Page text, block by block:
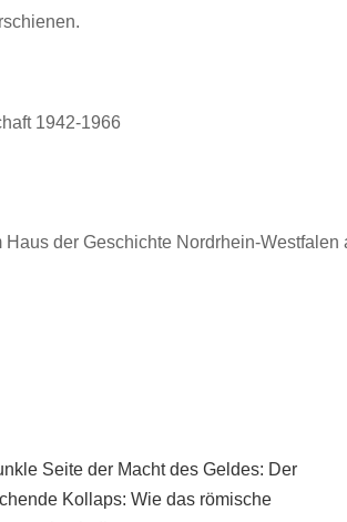
1942-1966
Haus der Geschichte Nordrhein-
Seite der Macht des Geldes: Der
Kollaps: Wie das römische